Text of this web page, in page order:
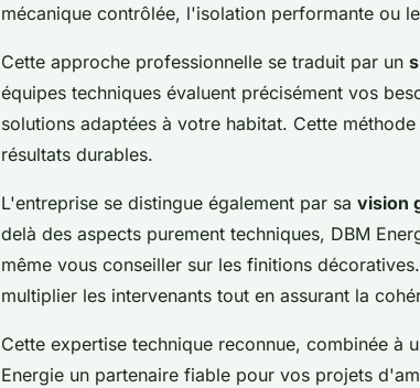
mécanique contrôlée, l'isolation performante ou
Cette approche professionnelle se traduit par un
équipes techniques évaluent précisément vos
solutions adaptées à votre habitat. Cette
résultats durables.
L'entreprise se distingue également par sa vision
delà des aspects purement techniques, DBM
même vous conseiller sur les finitions
multiplier les intervenants tout en assurant la
Cette expertise technique reconnue, combinée à
Energie un partenaire fiable pour vos projets